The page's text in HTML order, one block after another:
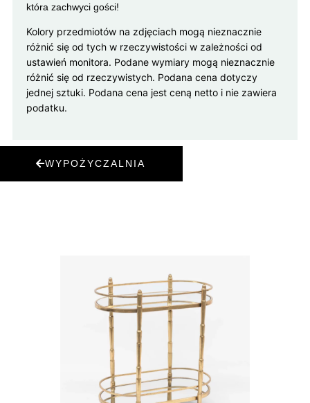
która zachwyci gości!
Kolory przedmiotów na zdjęciach mogą nieznacznie
różnić się od tych w rzeczywistości w zależności od
ustawień monitora. Podane wymiary mogą nieznacznie
różnić się od rzeczywistych. Podana cena dotyczy
jednej sztuki. Podana cena jest ceną netto i nie zawiera
podatku.
WYPOŻYCZALNIA